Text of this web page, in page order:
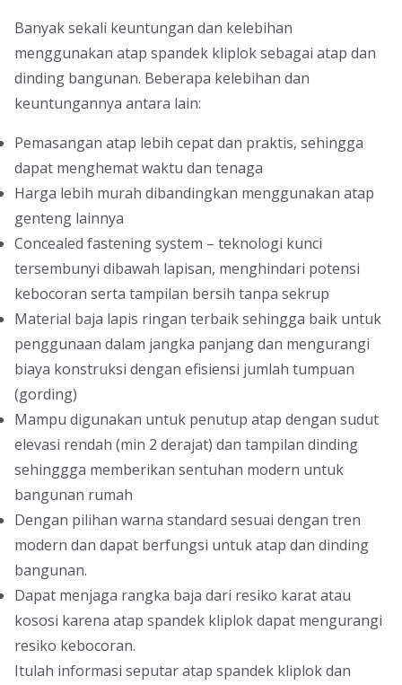
Banyak sekali keuntungan dan kelebihan
menggunakan atap spandek kliplok sebagai atap dan
dinding bangunan. Beberapa kelebihan dan
keuntungannya antara lain:
Pemasangan atap lebih cepat dan praktis, sehingga
dapat menghemat waktu dan tenaga
Harga lebih murah dibandingkan menggunakan atap
genteng lainnya
Concealed fastening system – teknologi kunci
tersembunyi dibawah lapisan, menghindari potensi
kebocoran serta tampilan bersih tanpa sekrup
Material baja lapis ringan terbaik sehingga baik untuk
penggunaan dalam jangka panjang dan mengurangi
biaya konstruksi dengan efisiensi jumlah tumpuan
(gording)
Mampu digunakan untuk penutup atap dengan sudut
elevasi rendah (min 2 derajat) dan tampilan dinding
sehinggga memberikan sentuhan modern untuk
bangunan rumah
Dengan pilihan warna standard sesuai dengan tren
modern dan dapat berfungsi untuk atap dan dinding
bangunan.
Dapat menjaga rangka baja dari resiko karat atau
kososi karena atap spandek kliplok dapat mengurangi
resiko kebocoran.
Itulah informasi seputar atap spandek kliplok dan